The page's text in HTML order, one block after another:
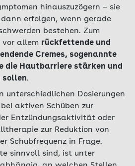
hinauszuzögern – sie
erfolgen, wenn gerade
bestehen. Zum
vor allem rückfettende und
Cremes, sogenannte
die Hautbarriere stärken und
sollen.
unterschiedlichen Dosierungen
aktiven Schüben zur
Entzündungsaktivität oder
zur Reduktion von
Schubfrequenz in Frage.
sinnvoll sind, ist unter